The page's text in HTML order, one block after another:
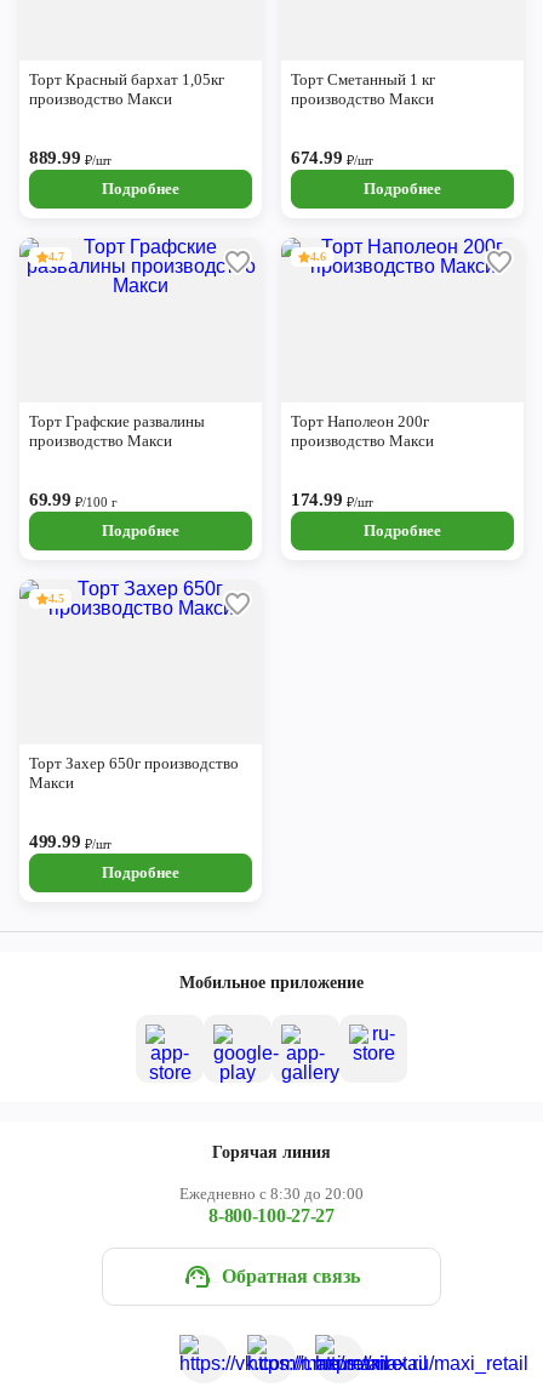
Торт Красный бархат 1,05кг
производство Макси
889.99 ₽/шт
Подробнее
Торт Сметанный 1 кг
производство Макси
674.99 ₽/шт
Подробнее
4.7
Торт Графские развалины
производство Макси
69.99₽/100 г
Подробнее
4.6
Торт Наполеон 200г
производство Макси
174.99 ₽/шт
Подробнее
4.5
Торт Захер 650г производство
Макси
499.99 ₽/шт
Подробнее
Мобильное приложение
Горячая линия
Ежедневно с 8:30 до 20:00
8-800-100-27-27
Обратная связь